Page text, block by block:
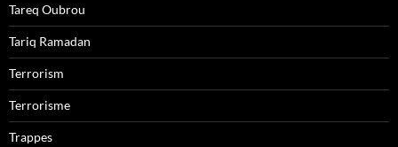
Tareq Oubrou
Tariq Ramadan
Terrorism
Terrorisme
Trappes